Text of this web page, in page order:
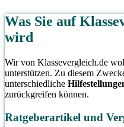
Was Sie auf
wird
Wir von Klassevergleich.de
unterstützen. Zu diesem
unterschiedliche
zurückgreifen können.
Ratgeberartikel und